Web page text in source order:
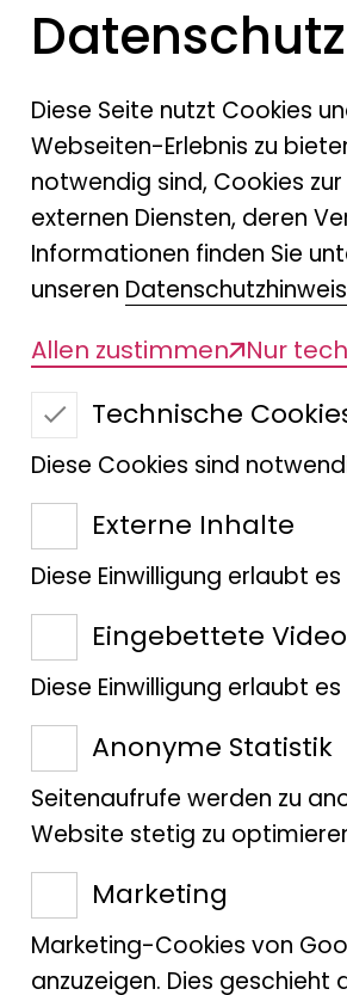
generiert (beispielsweise
und wurden vor der
Autoren überprüft.
© 2006 – 2026 Leibniz-
IMMER AUF
LIB-STAND
Mit unserem
Diese Seite nutzt Cookies
Webseiten-Erlebnis zu
notwendig sind, Cookies
externen Diensten, deren
Informationen finden Sie
unseren
Allen zustimmen Nur
Technische
Diese Cookies sind
Externe Inhalte
Diese Einwilligung erlaubt
Eingebettete
Diese Einwilligung erlaubt
Anonyme Statistik
Seitenaufrufe werden zu
Website stetig zu
Marketing
Marketing-Cookies von
anzuzeigen. Dies